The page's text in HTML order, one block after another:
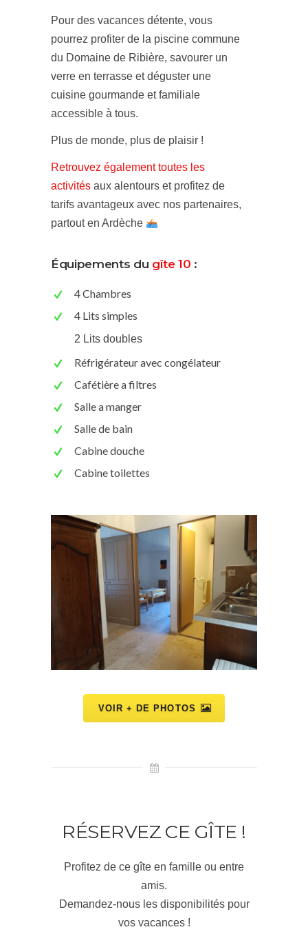
Pour des vacances détente, vous
pourrez profiter de la piscine commune
du Domaine de Ribière, savourer un
verre en terrasse et déguster une
cuisine gourmande et familiale
accessible à tous.
Plus de monde, plus de plaisir !
Retrouvez également toutes les
activités aux alentours et profitez de
tarifs avantageux avec nos partenaires,
partout en Ardèche
Équipements du gîte 10 :
4 Chambres
4 Lits simples
2 Lits doubles
Réfrigérateur avec congélateur
Cafétière a filtres
Salle a manger
Salle de bain
Cabine douche
Cabine toilettes
VOIR + DE PHOTOS
RÉSERVEZ CE GÎTE !
Profitez de ce gîte en famille ou entre
amis.
Demandez-nous les disponibilités pour
vos vacances !